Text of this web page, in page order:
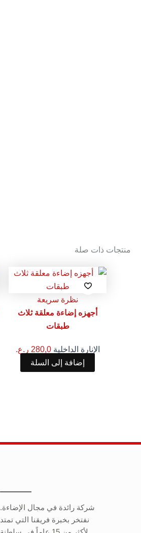
منتجات ذات صلة
نظرة سريعة
أجهزه إضاءة معلقة ثلاث
طبقات
الإنارة الداخلية280,0 ر.ع.
إضافة إلى السلة
شركة رائدة في مجال الإضاءة.
نفتخر بخبرة فريقنا التي تمتد